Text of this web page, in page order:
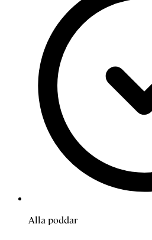
Alla poddar